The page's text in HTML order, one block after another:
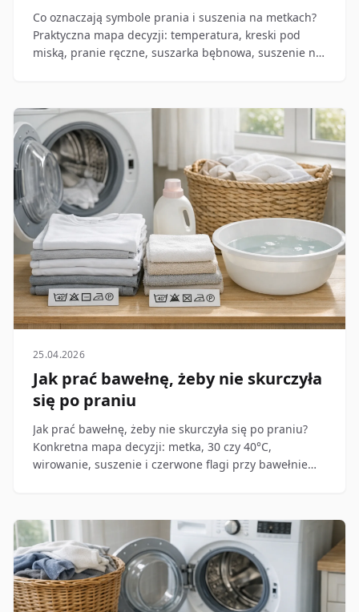
Co oznaczają symbole prania i suszenia na metkach?
Praktyczna mapa decyzji: temperatura, kreski pod
miską, pranie ręczne, suszarka bębnowa, suszenie na
25.04.2026
Jak prać bawełnę, żeby nie skurczyła
się po praniu
Jak prać bawełnę, żeby nie skurczyła się po praniu?
Konkretna mapa decyzji: metka, 30 czy 40°C,
wirowanie, suszenie i czerwone flagi przy bawełnie